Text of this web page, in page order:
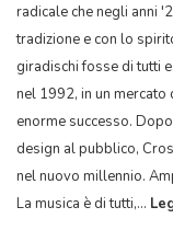
radicale che negli anni
tradizione e con lo
giradischi fosse di tutti
nel 1992, in un
enorme successo.
design al pubblico,
nel nuovo millennio.
La musica è di tutti,...